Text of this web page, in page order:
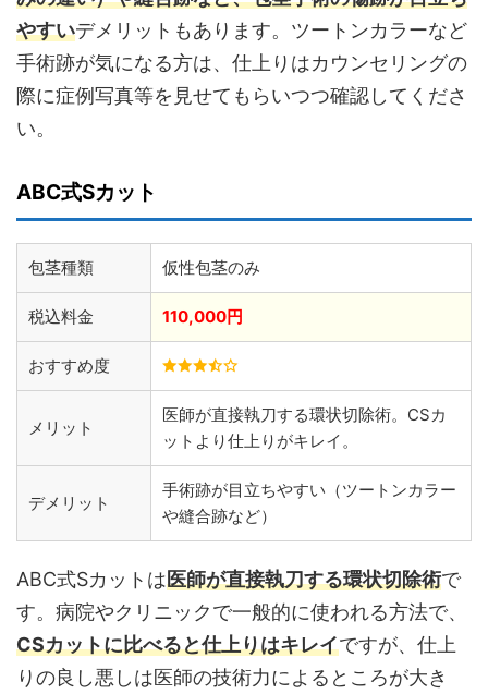
やすいデメリットもあります。ツートンカラーなど
手術跡が気になる方は、仕上りはカウンセリングの
際に症例写真等を見せてもらいつつ確認してくださ
い。
ABC式Sカット
包茎種類 仮性包茎のみ
税込料金 110,000円
おすすめ度
メリット
医師が直接執刀する環状切除術。CSカ
ットより仕上りがキレイ。
デメリット
手術跡が目立ちやすい（ツートンカラー
や縫合跡など）
ABC式Sカットは医師が直接執刀する環状切除術で
す。病院やクリニックで一般的に使われる方法で、
CSカットに比べると仕上りはキレイですが、仕上
りの良し悪しは医師の技術力によるところが大き